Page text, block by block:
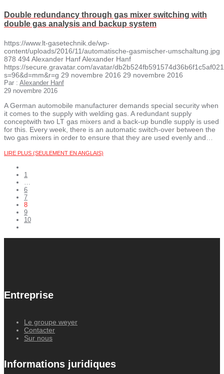
Double redundancy through gas mixer switching with
double gas analysis and backup system
https://www.lt-gasetechnik.de/wp-
content/uploads/2016/11/automatische-gasmischer-umschaltung.jpg
878 494Alexander HanfAlexander Hanf
https://secure.gravatar.com/avatar/
s=96&d=mm&r=g 29 novembre 2016 29 novembre 2016
Par : Alexander Hanf
29 novembre 2016
A German automobile manufacturer demands special security when
it comes to the supply with welding gas. A redundant supply
conceptwith two LT gas mixers and a back-up bundle supply is used
for this. Every week, there is an automatic switch-over between the
two gas mixers in order to ensure that they are used evenly and…
LIRE PLUS (SEULEMENT EN ANGLAIS)
1
…
6
7
8
9
10
Entreprise
Le groupe weyer
Contacter
Sur nous
Informations juridiques